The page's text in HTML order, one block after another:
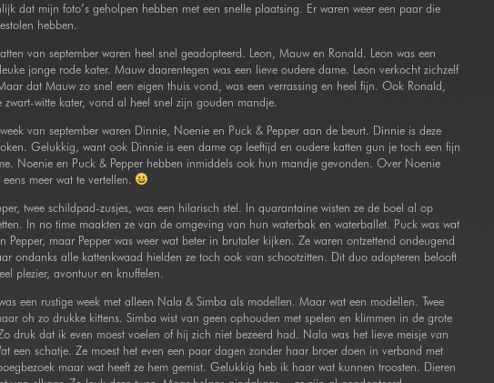
dat mijn foto’s geholpen hebben met een snelle plaatsing. Er waren weer een paar die
hebben.
van september waren heel snel geadopteerd. Leon, Mauw en Ronald. Leon was een
jonge rode kater. Mauw daarentegen was een lieve oudere dame. Leon verkocht zichzelf
dat Mauw zo snel een eigen thuis vond, was een verrassing en heel fijn. Ook Ronald,
zwart-witte kater, vond al heel snel zijn gouden mandje.
van september waren Dinnie, Noenie en Puck & Pepper aan de beurt. Dinnie is deze
Gelukkig, want ook Dinnie is een dame op leeftijd en oudere katten gun je toch een fijn
Noenie en Puck & Pepper hebben inmiddels ook hun mandje gevonden. Over Noenie
meer wat te vertellen.
twee schildpad-zusjes, was een hilarisch stel. In quarantaine wisten ze de boel al op
In no time maakten ze van de omgeving van hun waterbak en waterballet. Puck was wat
Pepper, maar Pepper was weer wat beter in brutaler kijken. Ze waren ontzettend ondeugend
ondanks alle kattenkwaad hielden ze toch ook van schootzitten. Dit duo adopteren belooft
plezier, avontuur en knuffelen.
een rustige week met alleen Nala & Simba als modellen. Maar wat een modellen. Twee
oh zo drukke kittens. Simba wist van geen ophouden met spelen en klimmen in de grote
druk dat ik even moest voelen of hij zich niet bezeerd had. Nala was het lieve meisje van
een schatje. Ze moest het even een paar dagen zonder haar broer doen in verband met
maar wat heeft ze hem gemist. Gelukkig heb ik haar wat kunnen troosten. Dieren